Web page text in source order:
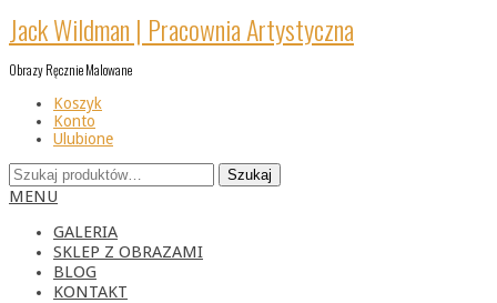
Skip
to
Jack Wildman | Pracownia Artystyczna
Obrazy Ręcznie Malowane
Koszyk
Konto
Ulubione
Szukaj:
Szukaj
Primary
Menu
MENU
GALERIA
SKLEP Z OBRAZAMI
BLOG
KONTAKT